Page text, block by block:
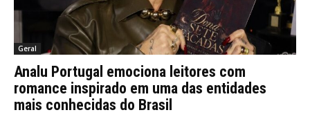
Geral
Analu Portugal emociona leitores com
romance inspirado em uma das entidades
mais conhecidas do Brasil